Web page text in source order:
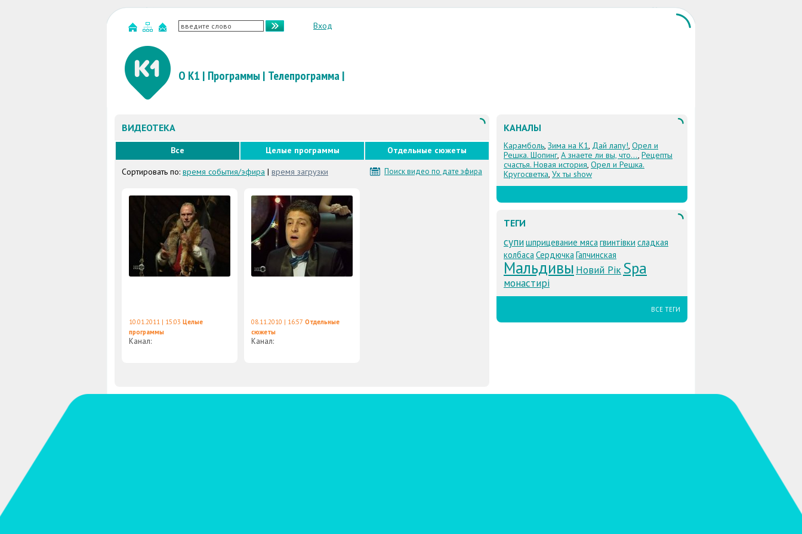
Вход
О К1 | Программы | Телепрограмма|
ВИДЕОТЕКА
Все Целые программы Отдельные сюжеты
Поиск видео по дате эфира
Сортировать по: время события/эфира | время загрузки
10.01.2011 | 15:03 Целые
программы
Канал:
08.11.2010 | 16:57 Отдельные
сюжеты
Канал:
КАНАЛЫ
Карамболь, Зима на К1, Дай лапу!, Орел и
Решка. Шопинг, А знаете ли вы, что..., Рецепты
счастья. Новая история, Орел и Решка.
Кругосветка, Ух ты show
ТЕГИ
супишприцевание мясагвинтівки сладкая
колбасаСердючкаГапчинская
Мальдивы Новий РікSpa
монастирі
ВСЕ ТЕГИ